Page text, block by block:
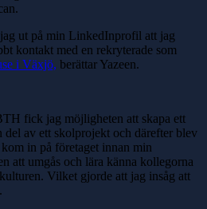
ut på min LinkedInprofil att jag
kontakt med en rekryterade som
i Växjö, berättar Yazeen.
fick jag möjligheten att skapa ett
del av ett skolprojekt och därefter blev
in på företaget innan min
att umgås och lära känna kollegorna
Vilket gjorde att jag insåg att